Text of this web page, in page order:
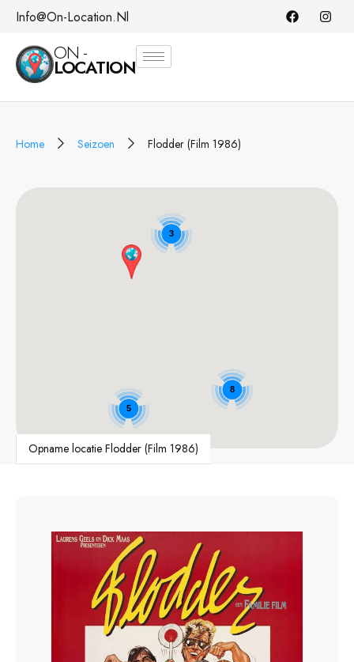
Info@on-Location.nl
ON -
LOCATION
Home Seizoen Flodder (Film 1986)
8
5
3
Opname locatie Flodder (Film 1986)